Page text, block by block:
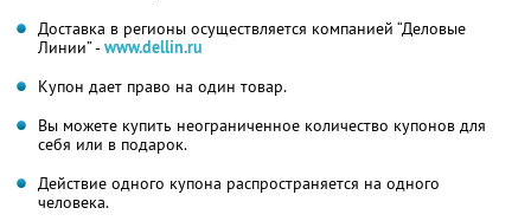
Доставка в регионы осуществляется компанией “Деловые
Линии” -www.dellin.ru
Купон дает право на один товар.
Вы можете купить неограниченное количество купонов для
себя или в подарок.
Действие одного купона распространяется на одного
человека.